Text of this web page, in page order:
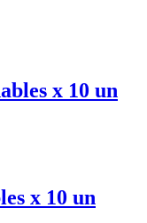
x 10 un
x 10 un